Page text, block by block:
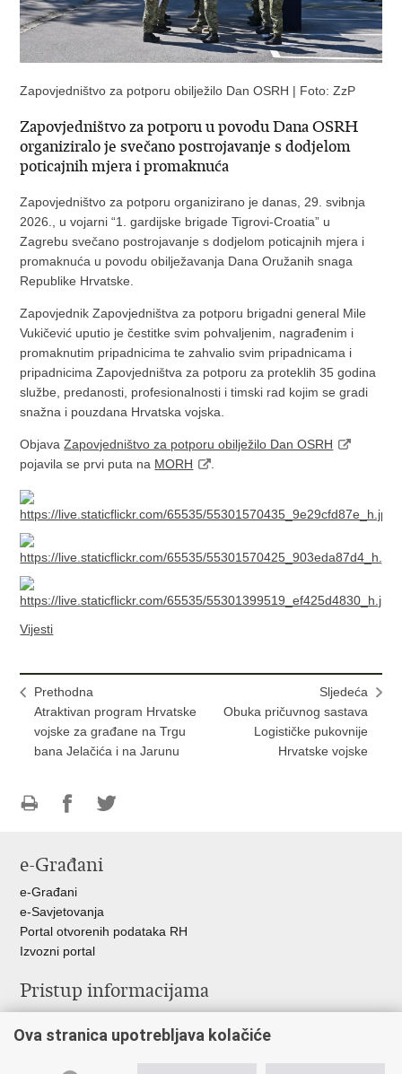
Zapovjedništvo za potporu obilježilo Dan OSRH | Foto: ZzP
Zapovjedništvo za potporu u povodu Dana OSRH
organiziralo je svečano postrojavanje s dodjelom
poticajnih mjera i promaknuća
Zapovjedništvo za potporu organizirano je danas, 29. svibnja
2026., u vojarni “1. gardijske brigade Tigrovi-Croatia” u
Zagrebu svečano postrojavanje s dodjelom poticajnih mjera i
promaknuća u povodu obilježavanja Dana Oružanih snaga
Republike Hrvatske.
Zapovjednik Zapovjedništva za potporu brigadni general Mile
Vukičević uputio je čestitke svim pohvaljenim, nagrađenim i
promaknutim pripadnicima te zahvalio svim pripadnicama i
pripadnicima Zapovjedništva za potporu za proteklih 35 godina
službe, predanosti, profesionalnosti i timski rad kojim se gradi
snažna i pouzdana Hrvatska vojska.
ObjavaZapovjedništvo za potporu obilježilo Dan OSRH
pojavila se prvi puta na MORH
Vijesti
Prethodna
Atraktivan program Hrvatske
vojske za građane na Trgu
bana Jelačića i na Jarunu
Sljedeća
Obuka pričuvnog sastava
Logističke pukovnije
Hrvatske vojske
FacebookuTwitteru
e-Građani
e-Građani
e-Savjetovanja
Portal otvorenih podataka RH
Izvozni portal
Pristup informacijama
Izjava o pristupačnosti
Ova stranica upotrebljava kolačiće